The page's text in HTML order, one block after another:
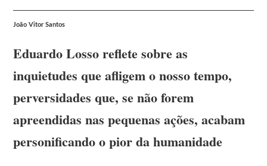
João Vitor Santos
Eduardo Losso reflete sobre as
inquietudes que afligem o nosso tempo,
perversidades que, se não forem
apreendidas nas pequenas ações, acabam
personificando o pior da humanidade